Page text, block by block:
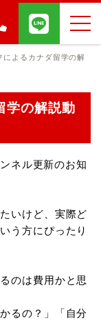
によるカナダ留学の解
学の解説動
ネル更新のお知
いけど、実際ど
う方にぴったり
のは費用かと思
るの？」「自分